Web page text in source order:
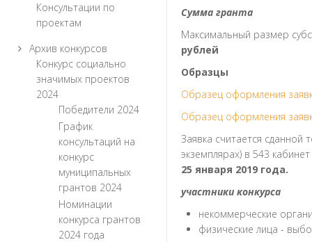
Консультации по
проектам
Архив конкурсов
Конкурс социально
значимых проектов
2024
Победители 2024
График
консультаций на
конкурс
муниципальных
грантов 2024
Номинации
конкурса грантов
2024 года
Сумма гранта
Максимальный размер
рублей
Образцы
Образец оформления
Образец оформления
Заявка считается сданной
экземплярах) в 543
25 января 2019 года.
участники конкурса
некоммерческие
физические лица -